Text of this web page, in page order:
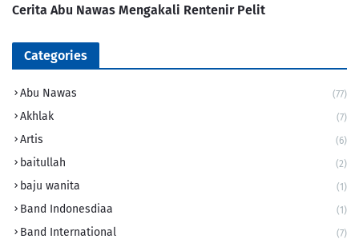
Cerita Abu Nawas Mengakali Rentenir Pelit
Categories
Abu Nawas (77)
Akhlak (7)
Artis (6)
baitullah (2)
baju wanita (1)
Band Indonesdiaa (1)
Band International (7)